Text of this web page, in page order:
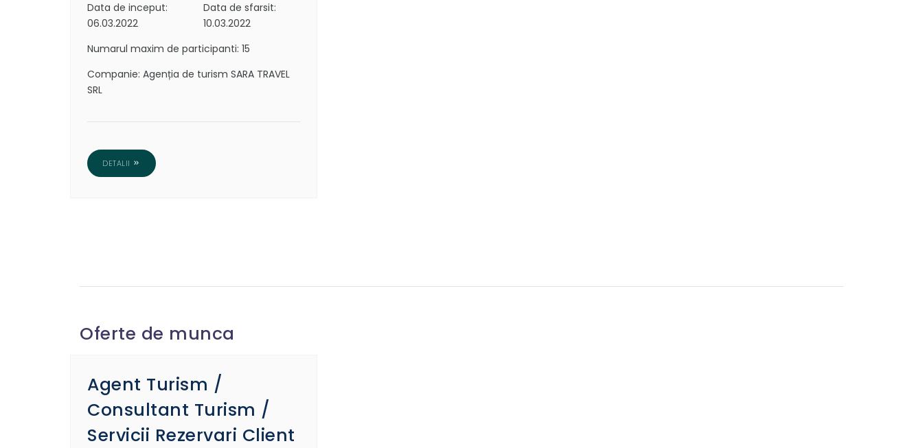
Data de inceput:
06.03.2022
Data de sfarsit:
10.03.2022
Numarul maxim de participanti: 15
Companie: Agenția de turism SARA TRAVEL
SRL
DETALII
Oferte de munca
Agent Turism /
Consultant Turism /
Servicii Rezervari Client